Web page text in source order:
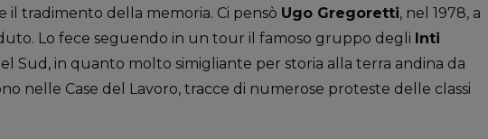
il tradimento della memoria. Ci pensò Ugo Gregoretti, nel 1978, a
Lo fece seguendo in un tour il famoso gruppo degli Inti
Sud, in quanto molto simigliante per storia alla terra andina da
nelle Case del Lavoro, tracce di numerose proteste delle classi